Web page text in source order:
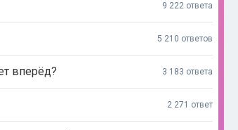
9 222 ответа
5 210 ответов
вперёд? 3 183 ответа
2 271 ответ